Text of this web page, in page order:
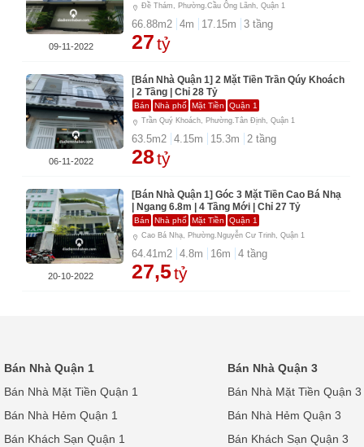
Đề Thám, Phường.Cầu Ông Lãnh, Quận 1
66.88m2 4m 17.15m 3 tầng
27tỷ
09-11-2022
[Bán Nhà Quận 1] 2 Mặt Tiền Trần Qúy Khoách
| 2 Tầng | Chỉ 28 Tỷ
Bán Nhà phố Mặt Tiền Quận 1
Trần Quý Khoách, Phường.Tân Định, Quận 1
63.5m2 4.15m 15.3m 2 tầng
28tỷ
06-11-2022
[Bán Nhà Quận 1] Góc 3 Mặt Tiền Cao Bá Nhạ
| Ngang 6.8m | 4 Tầng Mới | Chỉ 27 Tỷ
Bán Nhà phố Mặt Tiền Quận 1
Cao Bá Nhạ, Phường.Nguyễn Cư Trinh, Quận 1
64.41m2 4.8m 16m 4 tầng
27,5tỷ
20-10-2022
Bán Nhà Quận 1
Bán Nhà Quận 3
Bán Nhà Mặt Tiền Quận 1
Bán Nhà Mặt Tiền Quận 3
Bán Nhà Hẻm Quận 1
Bán Nhà Hẻm Quận 3
Bán Khách Sạn Quận 1
Bán Khách Sạn Quận 3